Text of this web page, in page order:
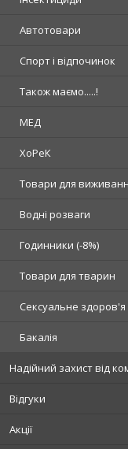
Автотовари
Спорт і відпочинок
Також маємо.....!
МЕД
ХоРеК
Товари для
Водні розваги
Годинники (-8%)
Товари для тварин
Сексуальне здоров'я
Бакалія
Надійний захист від
Відгуки
Акції